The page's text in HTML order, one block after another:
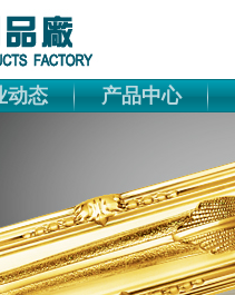
动态 产品中心